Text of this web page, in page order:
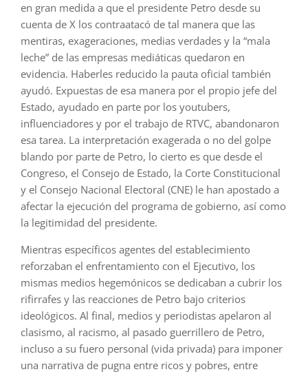
en gran medida a que el presidente Petro desde su
cuenta de X los contraatacó de tal manera que las
mentiras, exageraciones, medias verdades y la “mala
leche” de las empresas mediáticas quedaron en
evidencia. Haberles reducido la pauta oficial también
ayudó. Expuestas de esa manera por el propio jefe del
Estado, ayudado en parte por los youtubers,
influenciadores y por el trabajo de RTVC, abandonaron
esa tarea. La interpretación exagerada o no del golpe
blando por parte de Petro, lo cierto es que desde el
Congreso, el Consejo de Estado, la Corte Constitucional
y el Consejo Nacional Electoral (CNE) le han apostado a
afectar la ejecución del programa de gobierno, así como
la legitimidad del presidente.
Mientras específicos agentes del establecimiento
reforzaban el enfrentamiento con el Ejecutivo, los
mismas medios hegemónicos se dedicaban a cubrir los
rifirrafes y las reacciones de Petro bajo criterios
ideológicos. Al final, medios y periodistas apelaron al
clasismo, al racismo, al pasado guerrillero de Petro,
incluso a su fuero personal (vida privada) para imponer
una narrativa de pugna entre ricos y pobres, entre